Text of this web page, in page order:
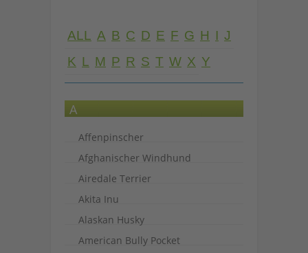
ALL A B C D E F G H I J
K L M P R S T W X Y
A
Affenpinscher
Afghanischer Windhund
Airedale Terrier
Akita Inu
Alaskan Husky
American Bully Pocket